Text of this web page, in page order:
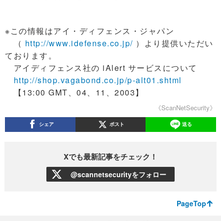
※この情報はアイ・ディフェンス・ジャパン
（ http://www.idefense.co.jp/ ）より提供いただい
ております。
アイディフェンス社の iAlert サービスについて
http://shop.vagabond.co.jp/p-alt01.shtml
【13:00 GMT、04、11、2003】
《ScanNetSecurity》
シェア ポスト 送る
Xでも最新記事をチェック！
@scannetsecurityをフォロー
PageTop